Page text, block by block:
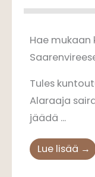
Hae
Tules
Alaraaja
jäädä ...
Lue lisää →